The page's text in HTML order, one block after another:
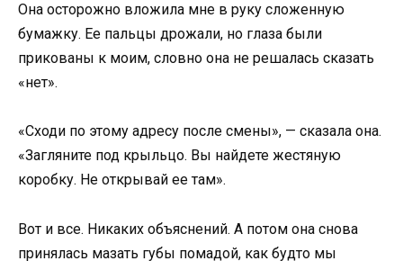
Она осторожно вложила мне в руку сложенную
бумажку. Ее пальцы дрожали, но глаза были
прикованы к моим, словно она не решалась сказать
«нет».
«Сходи по этому адресу после смены», — сказала она.
«Загляните под крыльцо. Вы найдете жестяную
коробку. Не открывай ее там».
Вот и все. Никаких объяснений. А потом она снова
принялась мазать губы помадой, как будто мы